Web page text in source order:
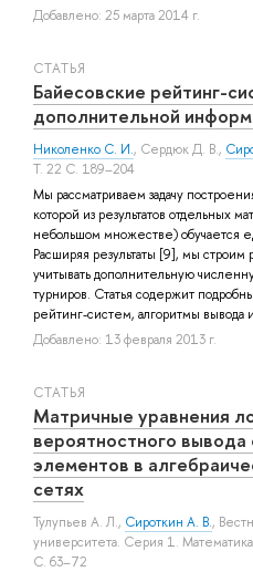
Добавлено: 25 марта 2014 г.
СТАТЬЯ
Байесовские рейтинг-
дополнительной
Николенко С. И., Сердюк Д. В.,
Т. 22 С. 189–204
Мы рассматриваем задачу
которой из результатов отдельных
небольшом множестве) обучается
Расширяя результаты [9], мы
учитывать дополнительную
турниров. Статья содержит
рейтинг-систем, алгоритмы вывода
Добавлено: 13 февраля 2013 г.
СТАТЬЯ
Матричные уравнения
вероятностного вывода
элементов в
сетях
Тулупьев А. Л., Сироткин А. В.,
университета. Серия 1.
С. 63–72